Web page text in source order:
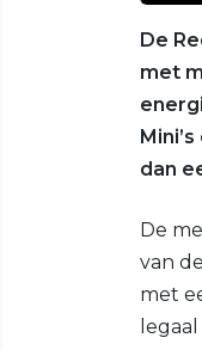
De
met
dan
De
van
met